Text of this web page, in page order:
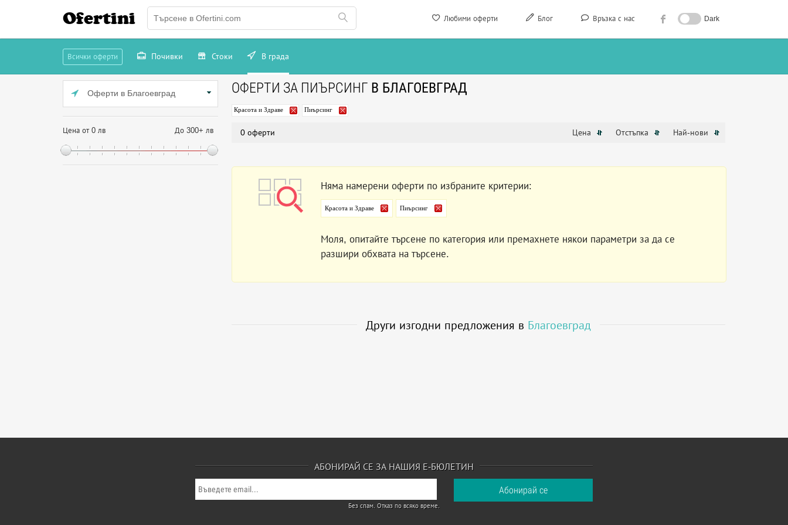
Любими оферти Блог Връзка с нас Dark
Ofertini
Всички оферти Почивки Стоки В града
Оферти в Благоевград
Цена от 0 лв До 300+ лв
ОФЕРТИ ЗА ПИЪРСИНГ В БЛАГОЕВГРАД
Красота и Здраве Пиърсинг
0 оферти Цена Отстъпка Най-нови
Няма намерени оферти по избраните критерии:
Красота и Здраве Пиърсинг
Моля, опитайте търсене по категория или премахнете някои параметри за да се
разшири обхвата на търсене.
Други изгодни предложения в Благоевград
АБОНИРАЙ СЕ ЗА НАШИЯ Е-БЮЛЕТИН
Без спам. Отказ по всяко време.